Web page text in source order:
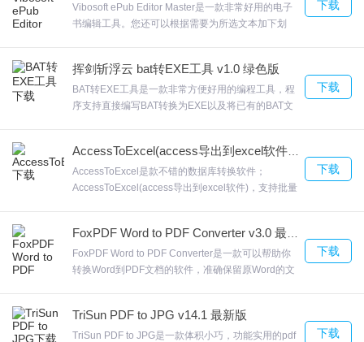
式不变，用户可根据翻译过来的内容直接点击所需内容。,简单，，
点选IE工具栏上相应按钮就能完成各种翻译功能。,准确，，用户还
可启用“高质量全文翻译”，将网页内容拷贝粘贴，即可实现高质量的
金山快译2007使用说明
启动金山快译后，会在桌面上方出现一个浮动功能选项框(该功能框
字；“A”是取消对当前窗口的翻译操作；“汉”就是对当前窗口进行汉
化；“永”应该是对某一程序的永久汉化(这一功能的具体作用也不太
你可以把需要翻译的原内容输入窗口左边，然后点击窗口菜单中的
相关选项卡，可以进行汉、英、日等文字的相互转换翻译，在窗口
您无需担心忘记密码从而产生一系列的麻烦，让具有
特定访问许可权的其他管理用户执行这些任务。欢迎
Vibosoft ePub Editor Master是一款非常好用的电子
书编辑工具。您还可以根据需要为所选文本加下划
install就会开始软件的安装了，欢迎来合众软件园下
载体验。
下载
挥剑斩浮云 bat转EXE工具 v1.0 绿色版
BAT转EXE工具是一款非常方便好用的编程工具，程
序支持直接编写BAT转换为EXE以及将已有的BAT文
的将bat文件转换成exe文件 ，欢迎来合众软件园下载
体验。
下载
AccessToExcel是款不错的数据库转换软件；
AccessToExcel(access导出到excel软件)，支持批量
Excel文件上对批量导出的功能支持，这样就可以大
量的完成数据的导出AccessToExcel并且可以显示表
表单的导出信息，欢迎来合众软件园下载体验。
下载
FoxPDF Word to PDF Converter是一款可以帮助你
转换Word到PDF文档的软件，准确保留原Word的文
输出的页数设置，欢迎来合众软件园下载体验。
下载
TriSun PDF to JPG v14.1 最新版
TriSun PDF to JPG是一款体积小巧，功能实用的pdf
下载